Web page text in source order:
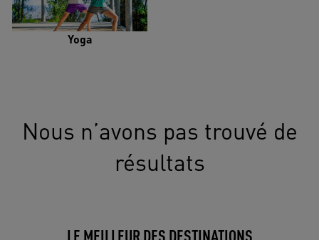
Yoga
Nous n’avons pas trouvé de
résultats
LE MEILLEUR DES DESTINATIONS